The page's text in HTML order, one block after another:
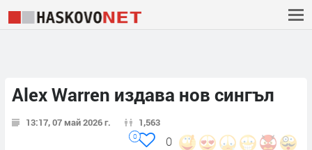
Alex Warren издава нов сингъл
13:17, 07 май 2026 г. 1,563
0
0